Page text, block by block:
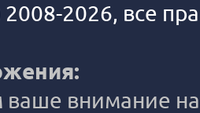
2008-2026, все
внимание на